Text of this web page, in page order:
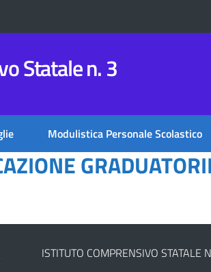
Statale n. 3
Modulistica Personale Scolastico
ISTITUTO COMPRENSIVO